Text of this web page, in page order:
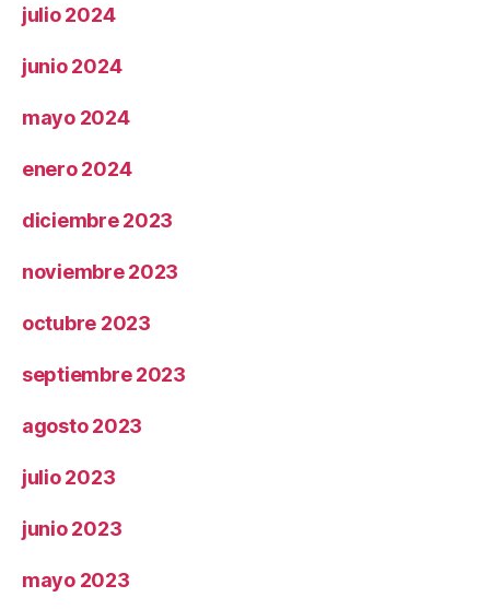
julio 2024
junio 2024
mayo 2024
enero 2024
diciembre 2023
noviembre 2023
octubre 2023
septiembre 2023
agosto 2023
julio 2023
junio 2023
mayo 2023